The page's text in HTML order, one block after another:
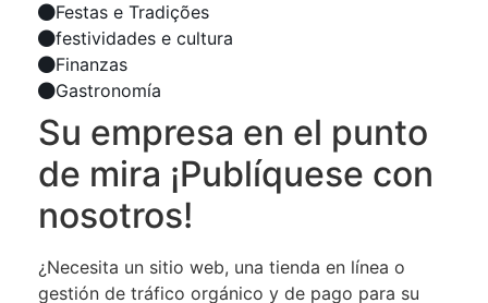
Festas e Tradições
festividades e cultura
Finanzas
Gastronomía
Su empresa en el punto
de mira ¡Publíquese con
nosotros!
¿Necesita un sitio web, una tienda en línea o
gestión de tráfico orgánico y de pago para su